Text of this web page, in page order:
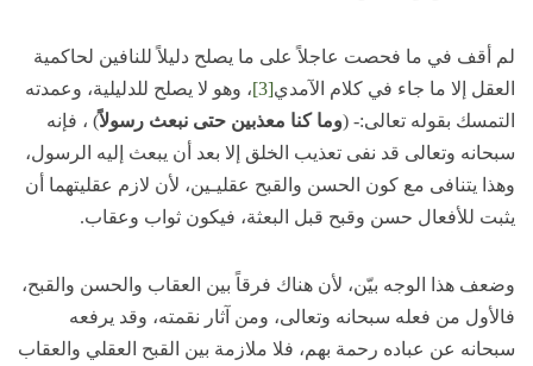
لم أقف في ما فحصت عاجلاً على ما يصلح دليلاً للنافين لحاكمية
العقل إلا ما جاء في كلام الآمدي[3]
، وهو لا يصلح للدليلية، وعمدته
التمسك بقوله تعالى:- (وما كنا معذبين حتى نبعث رسولاً) ، فإنه
سبحانه وتعالى قد نفى تعذيب الخلق إلا بعد أن يبعث إليه الرسول،
وهذا يتنافى مع كون الحسن والقبح عقليـين، لأن لازم عقليتهما أن
يثبت للأفعال حسن وقبح قبل البعثة، فيكون ثواب وعقاب.
وضعف هذا الوجه بيّن، لأن هناك فرقاً بين العقاب والحسن والقبح،
فالأول من فعله سبحانه وتعالى، ومن آثار نقمته، وقد يرفعه
سبحانه عن عباده رحمة بهم، فلا ملازمة بين القبح العقلي والعقاب